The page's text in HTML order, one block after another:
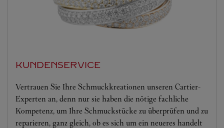
KUNDENSERVICE
Vertrauen Sie Ihre Schmuckkreationen unseren Cartier-
Experten an, denn nur sie haben die nötige fachliche
Kompetenz, um Ihre Schmuckstücke zu überprüfen und zu
reparieren, ganz gleich, ob es sich um ein neueres handelt